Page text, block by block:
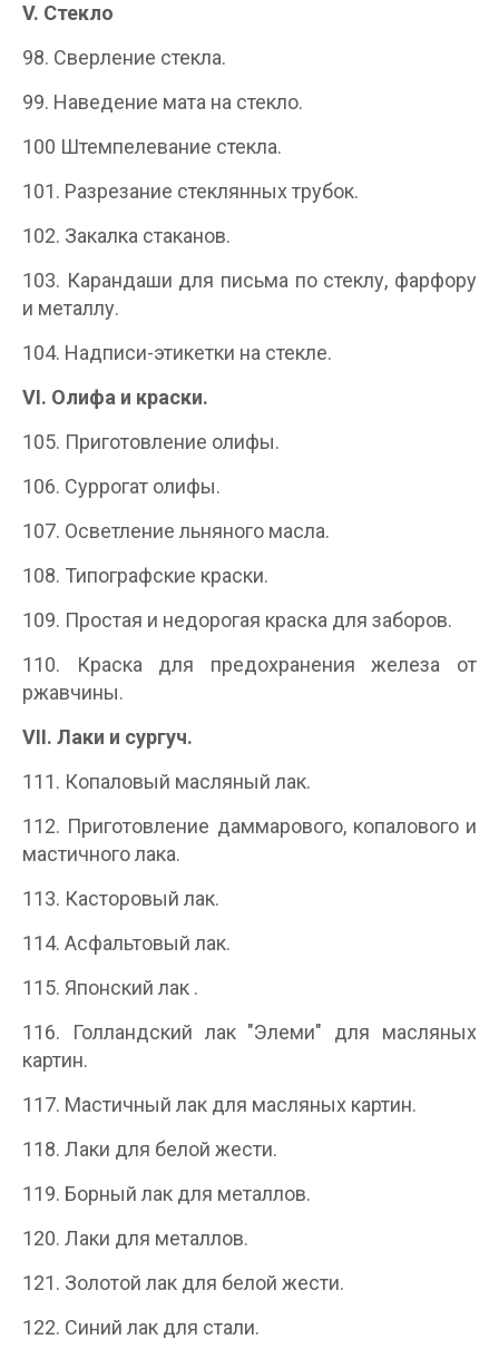
V. Стекло
98. Сверление стекла.
99. Наведение мата на стекло.
100 Штемпелевание стекла.
101. Разрезание стеклянных трубок.
102. Закалка стаканов.
103. Карандаши для письма по стеклу, фарфору
и металлу.
104. Надписи-этикетки на стекле.
VI. Олифа и краски.
105. Приготовление олифы.
106. Суррогат олифы.
107. Осветление льняного масла.
108. Типографские краски.
109. Простая и недорогая краска для заборов.
110. Краска для предохранения железа от
ржавчины.
VII. Лаки и сургуч.
111. Копаловый масляный лак.
112. Приготовление даммарового, копалового и
мастичного лака.
113. Касторовый лак.
114. Асфальтовый лак.
115. Японский лак .
116. Голландский лак "Элеми" для масляных
картин.
117. Мастичный лак для масляных картин.
118. Лаки для белой жести.
119. Борный лак для металлов.
120. Лаки для металлов.
121. Золотой лак для белой жести.
122. Синий лак для стали.